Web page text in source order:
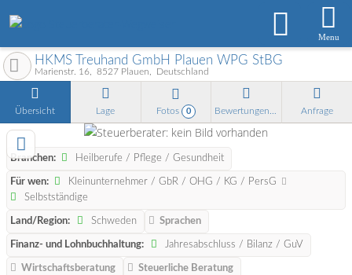
Menu
HKMS Treuhand GmbH Plauen WPG StBG
Marienstr. 16 8527 Plauen Deutschland
Übersicht Lage Fotos 0 Anfrage
Branchen: Heilberufe / Pflege / Gesundheit
Für wen:
Kleinunternehmer / GbR / OHG / KG / PersG
Selbstständige
Land/Region: Schweden Sprachen
Finanz- und Lohnbuchhaltung: Jahresabschluss / Bilanz / GuV
Wirtschaftsberatung Steuerliche Beratung